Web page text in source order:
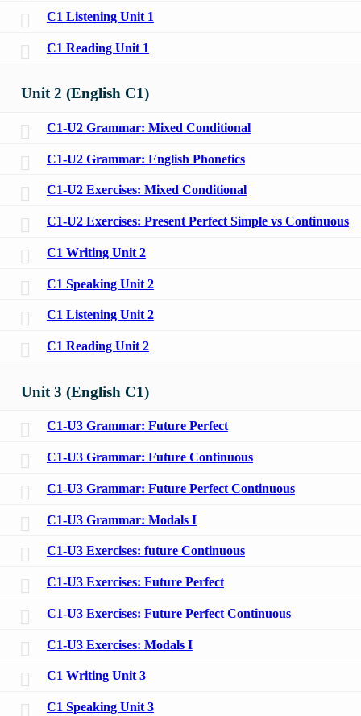
C1 Listening Unit 1
C1 Reading Unit 1
Unit 2 (English C1)
C1-U2 Grammar: Mixed Conditional
C1-U2 Grammar: English Phonetics
C1-U2 Exercises: Mixed Conditional
C1-U2 Exercises: Present Perfect Simple vs Continuous
C1 Writing Unit 2
C1 Speaking Unit 2
C1 Listening Unit 2
C1 Reading Unit 2
Unit 3 (English C1)
C1-U3 Grammar: Future Perfect
C1-U3 Grammar: Future Continuous
C1-U3 Grammar: Future Perfect Continuous
C1-U3 Grammar: Modals I
C1-U3 Exercises: future Continuous
C1-U3 Exercises: Future Perfect
C1-U3 Exercises: Future Perfect Continuous
C1-U3 Exercises: Modals I
C1 Writing Unit 3
C1 Speaking Unit 3